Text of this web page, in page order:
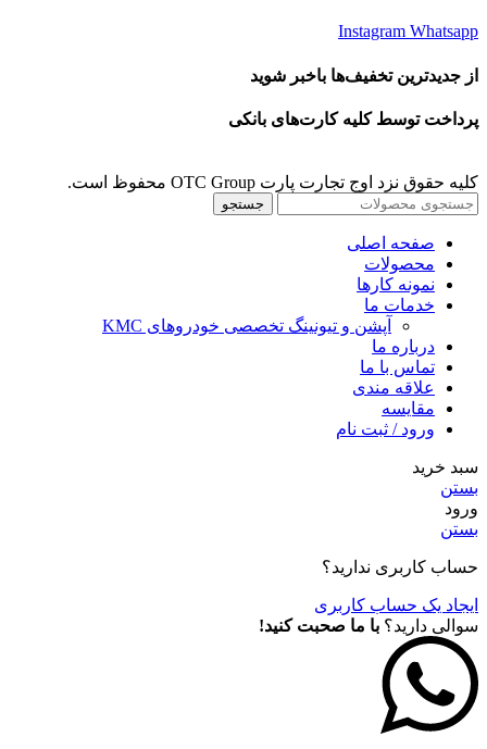
Instagram Whatsapp
از جدیدترین تخفیف‌ها باخبر شوید
پرداخت توسط کلیه کارت‌های بانکی
کلیه حقوق نزد اوج تجارت پارت OTC Group محفوظ است.
جستجو
صفحه اصلی
محصولات
نمونه کارها
خدمات ما
آپشن و تیونینگ تخصصی خودروهای KMC
درباره ما
تماس با ما
علاقه مندی
مقايسه
ورود / ثبت نام
سبد خرید
بستن
ورود
بستن
حساب کاربری ندارید؟
ایجاد یک حساب کاربری
سوالی دارید؟ با ما صحبت کنید!